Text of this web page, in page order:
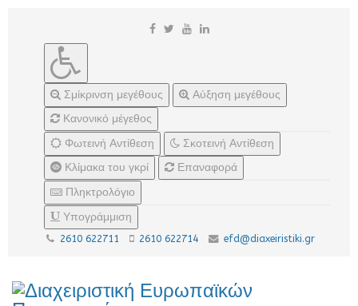
Σμίκρινση μεγέθους
Αύξηση μεγέθους
Κανονικό μέγεθος
Φωτεινή Αντίθεση
Σκοτεινή Αντίθεση
Κλίμακα του γκρί
Επαναφορά
Πληκτρολόγιο
Υπογράμμιση
2610 622711 2610 622714 efd@diaxeiristiki.gr